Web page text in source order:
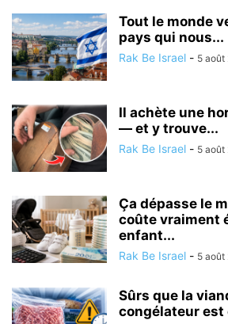
Tout le monde
pays qui nous...
Rak Be Israel - 5 août
Il achète une
— et y trouve...
Rak Be Israel - 5 août
Ça dépasse le
coûte vraiment
enfant...
Rak Be Israel - 5 août
Sûrs que la
congélateur est